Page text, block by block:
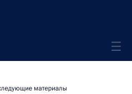
материалы